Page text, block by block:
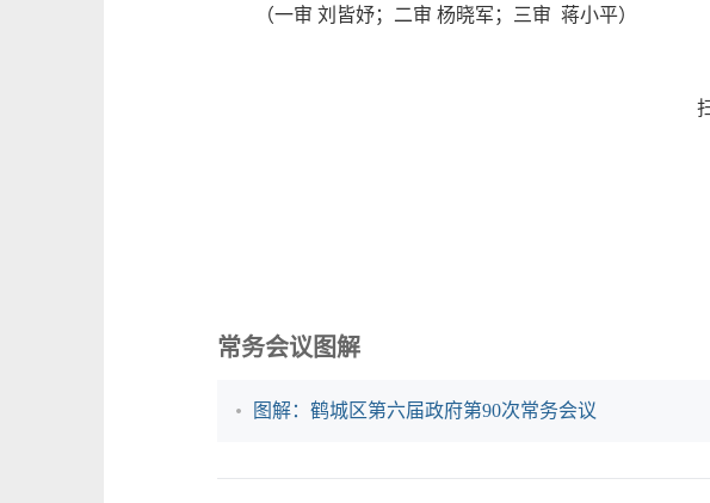
（一审 刘皆妤；二审 杨晓军；三审 蒋小平）
常务会议图解
图解：鹤城区第六届政府第90次常务会议